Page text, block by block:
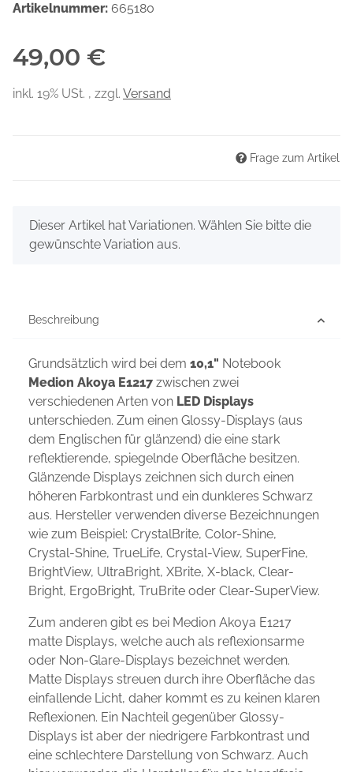
Artikelnummer: 665180
49,00 €
inkl. 19% USt. , zzgl. Versand
Frage zum Artikel
x
Dieser Artikel hat Variationen. Wählen Sie bitte die
gewünschte Variation aus.
Beschreibung
Grundsätzlich wird bei dem 10,1" Notebook
Medion Akoya E1217 zwischen zwei
verschiedenen Arten von LED Displays
unterschieden. Zum einen Glossy-Displays (aus
dem Englischen für glänzend) die eine stark
reflektierende, spiegelnde Oberfläche besitzen.
Glänzende Displays zeichnen sich durch einen
höheren Farbkontrast und ein dunkleres Schwarz
aus. Hersteller verwenden diverse Bezeichnungen
wie zum Beispiel: CrystalBrite, Color-Shine,
Crystal-Shine, TrueLife, Crystal-View, SuperFine,
BrightView, UltraBright, XBrite, X-black, Clear-
Bright, ErgoBright, TruBrite oder Clear-SuperView.
Zum anderen gibt es bei Medion Akoya E1217
matte Displays, welche auch als reflexionsarme
oder Non-Glare-Displays bezeichnet werden.
Matte Displays streuen durch ihre Oberfläche das
einfallende Licht, daher kommt es zu keinen klaren
Reflexionen. Ein Nachteil gegenüber Glossy-
Displays ist aber der niedrigere Farbkontrast und
eine schlechtere Darstellung von Schwarz. Auch